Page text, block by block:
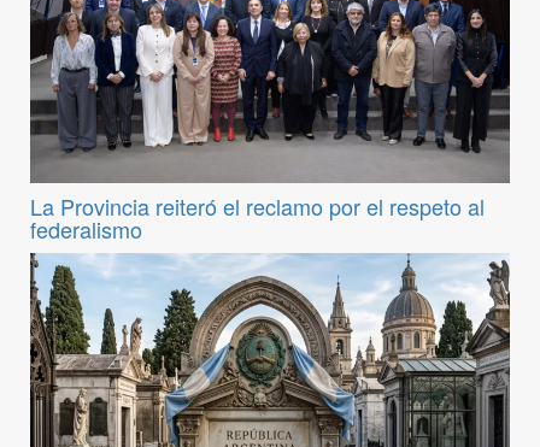
La Provincia reiteró el reclamo por el respeto al
federalismo